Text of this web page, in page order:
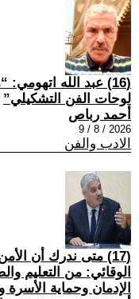
(16) عبد الله
لوحات الفن التشكيلي”
أحمد رباص
2026 / 8 / 9
الادب والفن
(17) متى ندرك أن
الوقائي: من التعليم
الإدمان وحماية